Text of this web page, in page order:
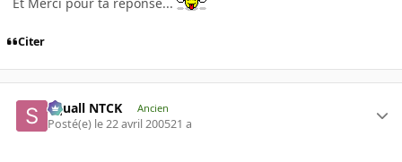
Citer
Squall NTCK Ancien
Posté(e) le 22 avril 200521 a